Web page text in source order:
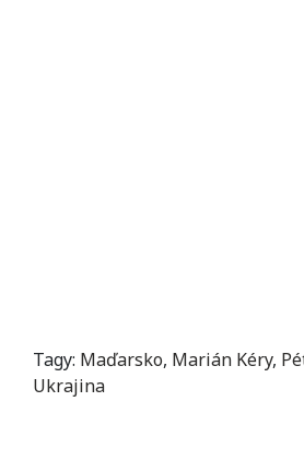
Tagy: Maďarsko, Marián Kéry,
Ukrajina